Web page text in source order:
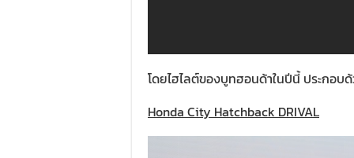
โดยไฮไลต์ของบูทฮอนด้าในปีนี้ ประกอบ
Honda City Hatchback DRIVAL